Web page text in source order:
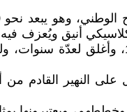
أنيق ويُعزف
منه تُعلّق صورة الجواهري مع كبار الشخصيات الثقافية. وقد بيعَ المقهى
النهير القادم من